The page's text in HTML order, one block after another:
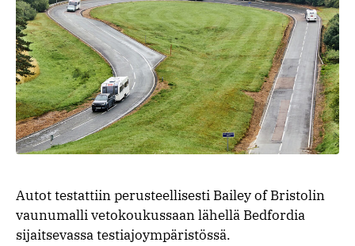
Autot testattiin perusteellisesti Bailey of Bristolin
vaunumalli vetokoukussaan lähellä Bedfordia
sijaitsevassa testiajoympäristössä.